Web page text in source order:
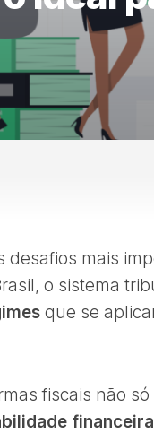
mais
o sistema
que se
fiscais não
financeira